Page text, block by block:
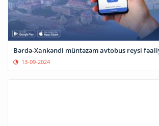
Bərdə-Xankəndi müntəzəm avtobus reysi
13-09-2024